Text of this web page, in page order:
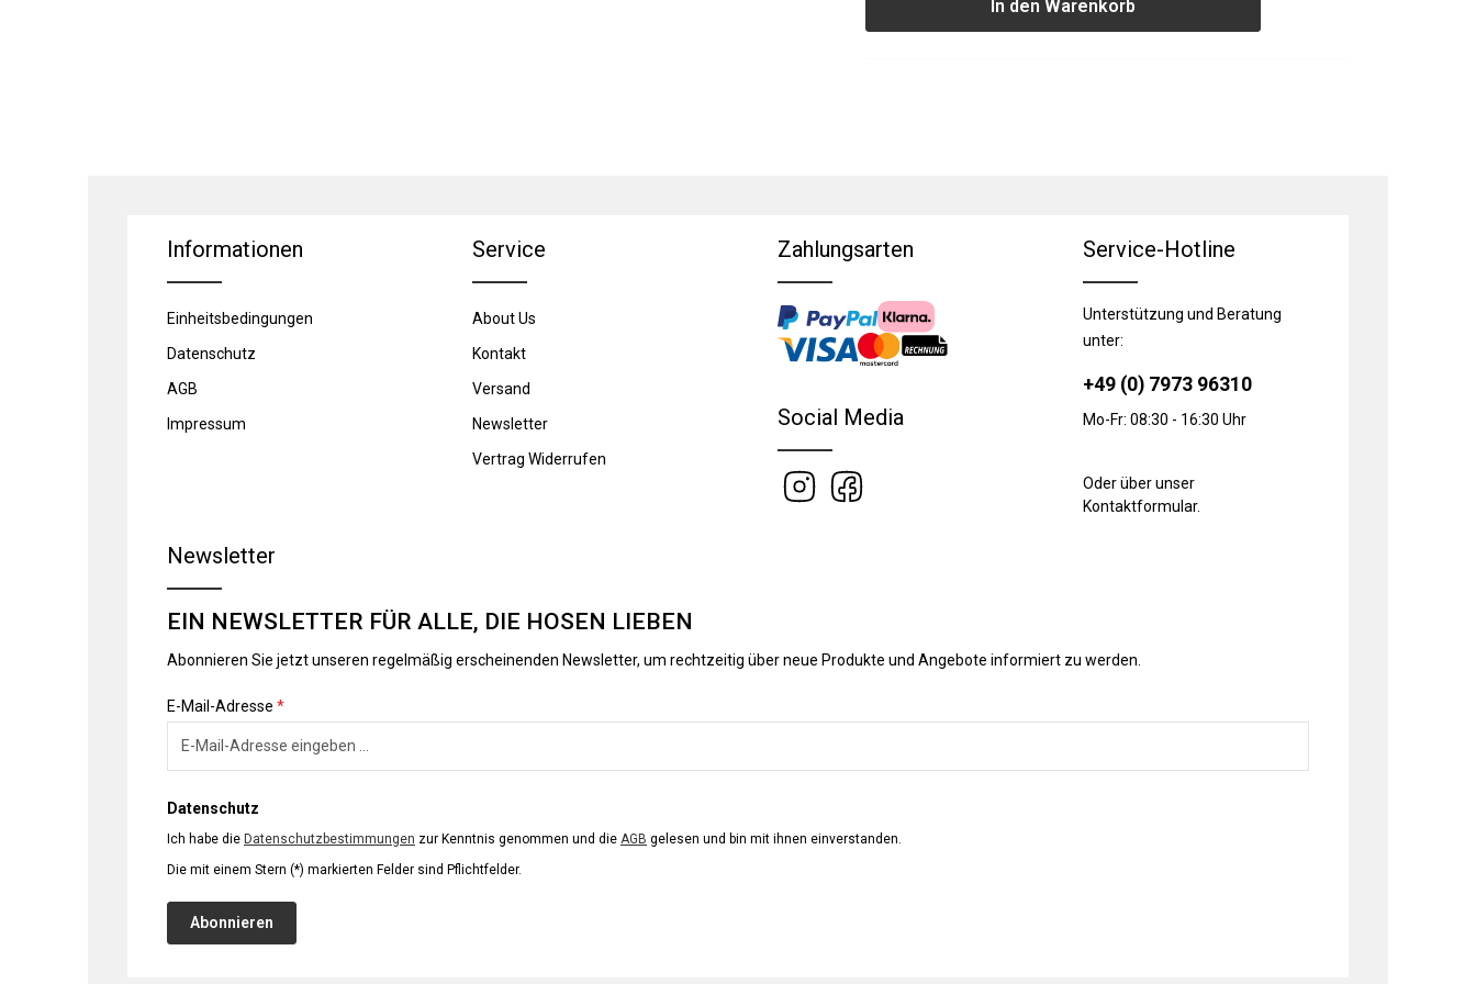
In den Warenkorb
Informationen
Einheitsbedingungen
Datenschutz
AGB
Impressum
Service
About Us
Kontakt
Versand
Newsletter
Vertrag Widerrufen
Zahlungsarten
Social Media
Service-Hotline
Unterstützung und Beratung
unter:
+49 (0) 7973 96310
Mo-Fr: 08:30 - 16:30 Uhr
Oder über unser
Kontaktformular.
Newsletter
EIN NEWSLETTER FÜR ALLE, DIE HOSEN LIEBEN
Abonnieren Sie jetzt unseren regelmäßig erscheinenden Newsletter, um rechtzeitig über neue Produkte und Angebote informiert zu werden.
E-Mail-Adresse *
Datenschutz
Ich habe die Datenschutzbestimmungen zur Kenntnis genommen und die AGB gelesen und bin mit ihnen einverstanden.
Die mit einem Stern (*) markierten Felder sind Pflichtfelder.
Abonnieren